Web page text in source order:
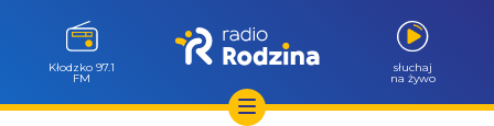
Kłodzko 97.1
FM
słuchaj
na żywo